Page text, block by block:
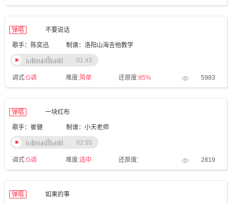
弹唱 不要说话
歌手：陈奕迅 制谱：洛阳山海吉他教学
调式:G调 难度:简单 还原度:85% 5983
01:43
弹唱 一块红布
歌手：崔健 制谱：小天老师
调式:G调 难度:适中 还原度: 2819
02:55
弹唱 如果的事